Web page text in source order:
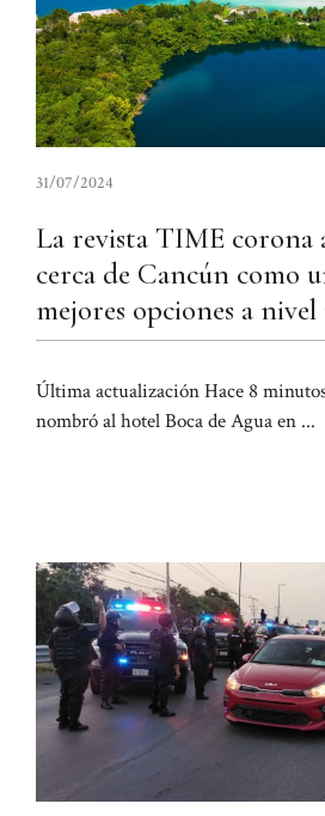
31/07/2024
La revista TIME corona
cerca de Cancún como
mejores opciones a
Última actualización Hace 8
nombró al hotel Boca de Agua en ...